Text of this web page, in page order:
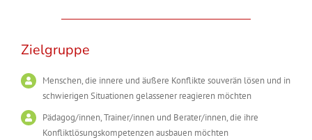
Zielgruppe
Menschen, die innere und äußere Konflikte souverän lösen und in
schwierigen Situationen gelassener reagieren möchten
Pädagog/innen, Trainer/innen und Berater/innen, die ihre
Konfliktlösungskompetenzen ausbauen möchten